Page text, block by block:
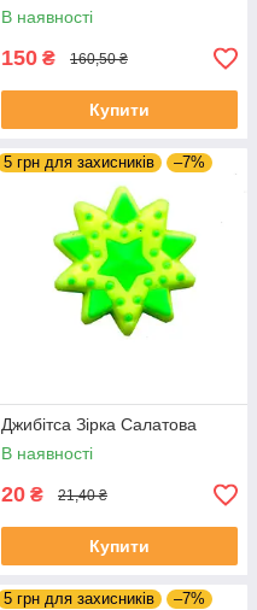
В наявності
150 ₴ 160,50 ₴
Купити
5 грн для захисників –7%
Джибітса Зірка Салатова
В наявності
20 ₴ 21,40 ₴
Купити
5 грн для захисників –7%